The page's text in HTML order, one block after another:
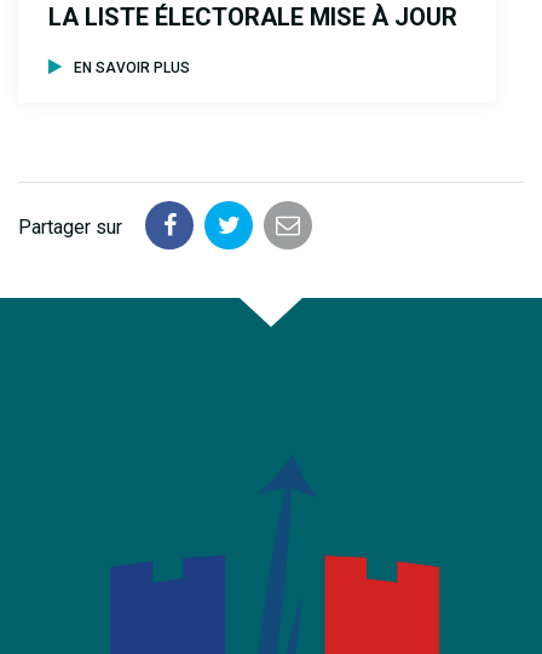
LA LISTE ÉLECTORALE MISE À JOUR
EN SAVOIR PLUS
Partager sur
Partager
Facebook
Partager
Twitter
Partager
email